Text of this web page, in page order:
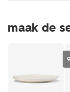
maak de